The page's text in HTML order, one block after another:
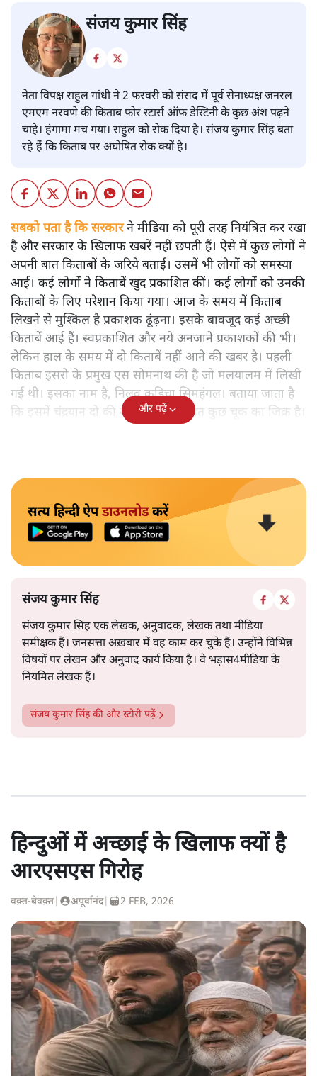
संजय कुमार सिंह
नेता विपक्ष राहुल गांधी ने 2 फरवरी को संसद में पूर्व सेनाध्यक्ष जनरल
एमएम नरवणे की किताब फोर स्टार्स ऑफ डेस्टिनी के कुछ अंश पढ़ने
चाहे। हंगामा मच गया। राहुल को रोक दिया है। संजय कुमार सिंह बता
रहे हैं कि किताब पर अघोषित रोक क्यों है।
सबको पता है कि सरकारने मीडिया को पूरी तरह नियंत्रित कर रखा
है और सरकार के खिलाफ खबरें नहीं छपती हैं। ऐसे में कुछ लोगों ने
अपनी बात किताबों के जरिये बताई। उसमें भी लोगों को समस्या
आई। कई लोगों ने किताबें खुद प्रकाशित कीं। कई लोगों को उनकी
किताबों के लिए परेशान किया गया। आज के समय में किताब
लिखने से मुश्किल है प्रकाशक ढूंढ़ना। इसके बावजूद कई अच्छी
किताबें आई हैं। स्वप्रकाशित और नये अनजाने प्रकाशकों की भी।
लेकिन हाल के समय में दो किताबें नहीं आने की खबर है। पहली
किताब इसरो के प्रमुख एस सोमनाथ की है जो मलयालम में लिखी
गई थी। इसका नाम है, निलवु कुडिचा सिमहंगल। बताया जाता है
कि इसमें चंद्रयान दो की नाकामी से संबंधित कुछ चूक का जिक्र है।
और पढ़ें
सत्य हिन्दी ऐपडाउनलोडकरें
संजय कुमार सिंह
संजय कुमार सिंह एक लेखक, अनुवादक, लेखक तथा मीडिया
समीक्षक हैं। जनसत्ता अख़बार में वह काम कर चुके हैं। उन्होंने विभिन्न
विषयों पर लेखन और अनुवाद कार्य किया है। वे भड़ास4मीडिया के
नियमित लेखक हैं।
संजय कुमार सिंहकी और स्टोरी पढ़ें
हिन्दुओं में अच्छाई के खिलाफ क्यों है
आरएसएस गिरोह
वक़्त-बेवक़्त अपूर्वानंद| 2 FEB, 2026